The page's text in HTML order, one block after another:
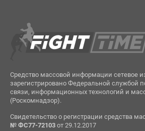
Средство массовой информации сетевое
зарегистрировано Федеральной службой
связи, информационных технологий и
(Роскомнадзор).
Свидетельство о регистрации средства
№ ФС77-72103от 29.12.2017